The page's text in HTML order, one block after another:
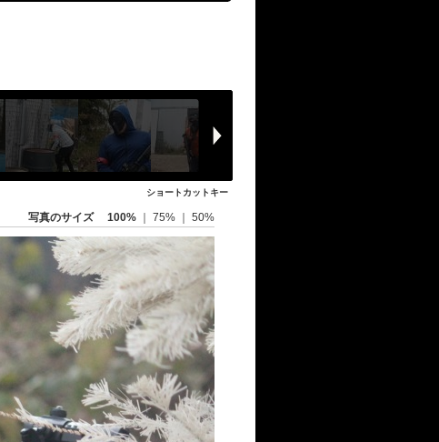
ショートカットキー
写真のサイズ 100% 75% 50%